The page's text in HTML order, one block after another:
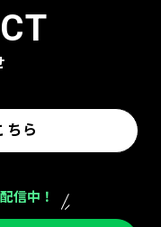
ちら
信中！